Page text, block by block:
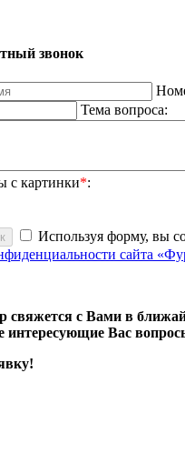
звонок
Тема вопроса:
с картинки*:
Используя форму, вы
сайта
свяжется с Вами в
интересующие Вас